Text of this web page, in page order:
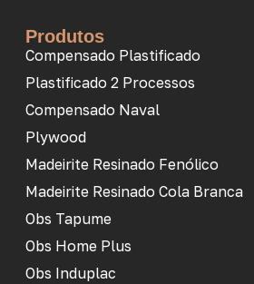
Produtos
Compensado Plastificado
Plastificado 2 Processos
Compensado Naval
Plywood
Madeirite Resinado Fenólico
Madeirite Resinado Cola Branca
Obs Tapume
Obs Home Plus
Obs Induplac